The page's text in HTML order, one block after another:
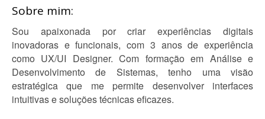
Sobre mim:
Sou apaixonada por criar experiências digitais
inovadoras e funcionais, com 3 anos de experiência
como UX/UI Designer. Com formação em Análise e
Desenvolvimento de Sistemas, tenho uma visão
estratégica que me permite desenvolver interfaces
intuitivas e soluções técnicas eficazes.